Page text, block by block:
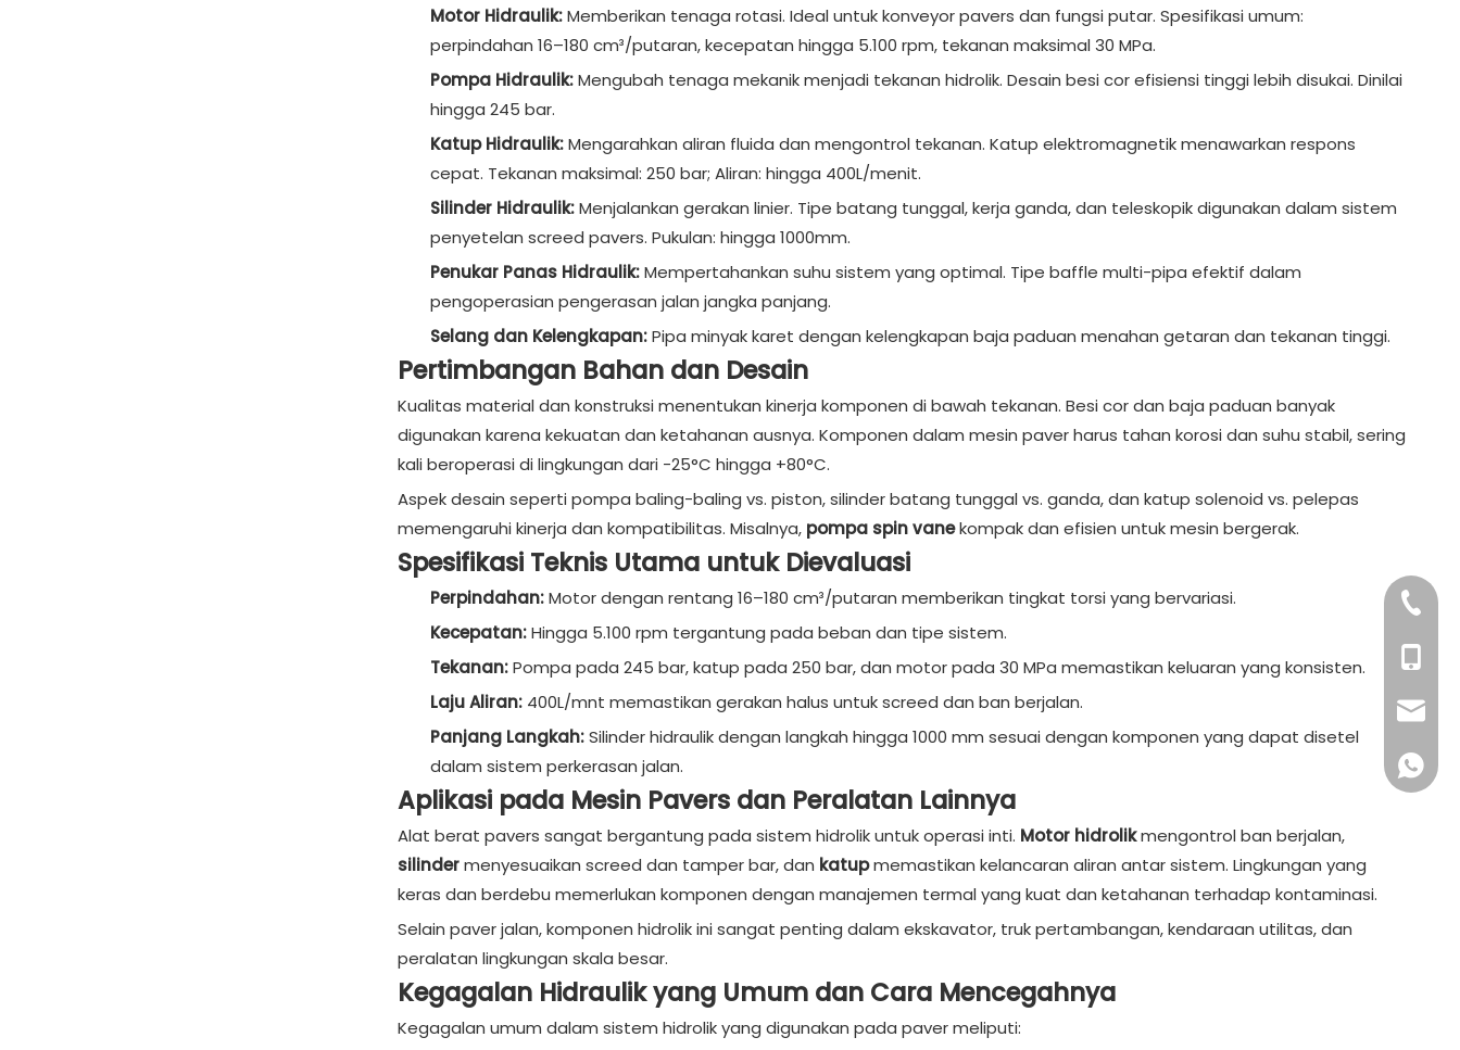
Motor Hidraulik:Memberikan tenaga rotasi. Ideal untuk konveyor pavers dan fungsi putar. Spesifikasi umum:
perpindahan 16–180 cm³/putaran, kecepatan hingga 5.100 rpm, tekanan maksimal 30 MPa.
Pompa Hidraulik:Mengubah tenaga mekanik menjadi tekanan hidrolik. Desain besi cor efisiensi tinggi lebih disukai. Dinilai
hingga 245 bar.
Katup Hidraulik:Mengarahkan aliran fluida dan mengontrol tekanan. Katup elektromagnetik menawarkan respons
cepat. Tekanan maksimal: 250 bar; Aliran: hingga 400L/menit.
Silinder Hidraulik:Menjalankan gerakan linier. Tipe batang tunggal, kerja ganda, dan teleskopik digunakan dalam sistem
penyetelan screed pavers. Pukulan: hingga 1000mm.
Penukar Panas Hidraulik:Mempertahankan suhu sistem yang optimal. Tipe baffle multi-pipa efektif dalam
pengoperasian pengerasan jalan jangka panjang.
Selang dan Kelengkapan:Pipa minyak karet dengan kelengkapan baja paduan menahan getaran dan tekanan tinggi.
Pertimbangan Bahan dan Desain
Kualitas material dan konstruksi menentukan kinerja komponen di bawah tekanan. Besi cor dan baja paduan banyak
digunakan karena kekuatan dan ketahanan ausnya. Komponen dalam mesin paver harus tahan korosi dan suhu stabil, sering
kali beroperasi di lingkungan dari -25°C hingga +80°C.
Aspek desain seperti pompa baling-baling vs. piston, silinder batang tunggal vs. ganda, dan katup solenoid vs. pelepas
memengaruhi kinerja dan kompatibilitas. Misalnya, pompa spin vanekompak dan efisien untuk mesin bergerak.
Spesifikasi Teknis Utama untuk Dievaluasi
Perpindahan:Motor dengan rentang 16–180 cm³/putaran memberikan tingkat torsi yang bervariasi.
Kecepatan:Hingga 5.100 rpm tergantung pada beban dan tipe sistem.
Tekanan:Pompa pada 245 bar, katup pada 250 bar, dan motor pada 30 MPa memastikan keluaran yang konsisten.
Laju Aliran: 400L/mnt memastikan gerakan halus untuk screed dan ban berjalan.
Panjang Langkah:Silinder hidraulik dengan langkah hingga 1000 mm sesuai dengan komponen yang dapat disetel
dalam sistem perkerasan jalan.
Aplikasi pada Mesin Pavers dan Peralatan Lainnya
Alat berat pavers sangat bergantung pada sistem hidrolik untuk operasi inti. Motor hidrolikmengontrol ban berjalan,
silindermenyesuaikan screed dan tamper bar, dan katupmemastikan kelancaran aliran antar sistem. Lingkungan yang
keras dan berdebu memerlukan komponen dengan manajemen termal yang kuat dan ketahanan terhadap kontaminasi.
Selain paver jalan, komponen hidrolik ini sangat penting dalam ekskavator, truk pertambangan, kendaraan utilitas, dan
peralatan lingkungan skala besar.
Kegagalan Hidraulik yang Umum dan Cara Mencegahnya
Kegagalan umum dalam sistem hidrolik yang digunakan pada paver meliputi:
+86-
+86 132